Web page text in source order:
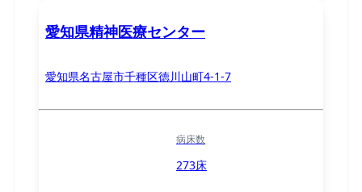
愛知県精神医療センター
愛知県名古屋市千種区徳川山町4-1-7
病床数
273床